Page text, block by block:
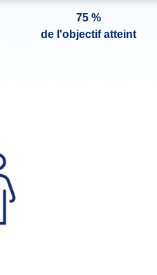
75 %
de l'objectif atteint